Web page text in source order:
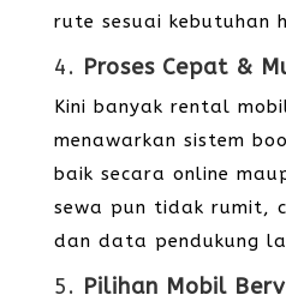
rute sesuai kebutuhan
4. Proses Cepat &
Kini banyak rental
menawarkan sistem
baik secara online
sewa pun tidak rumit,
dan data pendukung
5. Pilihan Mobil